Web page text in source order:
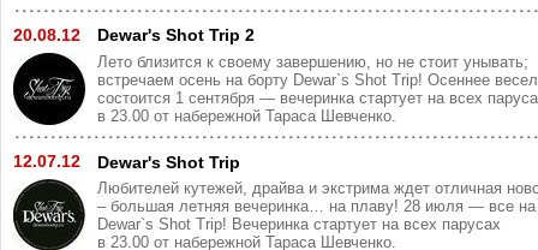
20.08.12 Dewar's Shot Trip 2
Лето близится к своему завершению, но не стоит унывать;
встречаем осень на борту Dewar`s Shot Trip! Осеннее
состоится 1 сентября — вечеринка стартует на всех
в 23.00 от набережной Тараса Шевченко.
12.07.12 Dewar's Shot Trip
Любителей кутежей, драйва и экстрима ждет отличная
– большая летняя вечеринка… на плаву! 28 июля — все на
Dewar`s Shot Trip! Вечеринка стартует на всех парусах
в 23.00 от набережной Тараса Шевченко.